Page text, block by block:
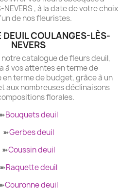
NEVERS , à la date de votre choix
de nos fleuristes.
DEUIL COULANGES-LÈS-
NEVERS
catalogue de fleurs deuil,
à vos attentes en terme de
terme de budget, grâce à un
aux nombreuses déclinaisons
florales.
➽Bouquets deuil
➽Gerbes deuil
➽Coussin deuil
➽Raquette deuil
Couronne deuil